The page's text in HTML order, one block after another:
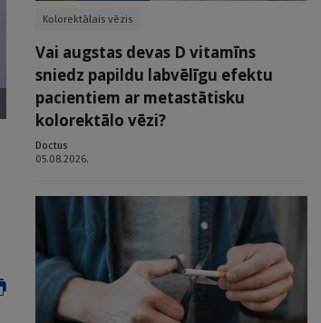
Kolorektālais vēzis
Vai augstas devas D vitamīns
sniedz papildu labvēlīgu efektu
pacientiem ar metastātisku
kolorektālo vēzi?
Doctus
05.08.2026.